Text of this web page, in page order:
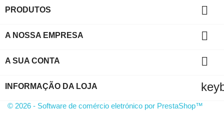
PRODUTOS 
A NOSSA EMPRESA 
A SUA CONTA 
INFORMAÇÃO DA LOJA
© 2026 - Software de comércio eletrónico por PrestaShop™